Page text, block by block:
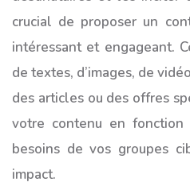
crucial de proposer un
intéressant et engageant.
de textes, d’images, de
des articles ou des offres
votre contenu en
besoins de vos groupes
impact.